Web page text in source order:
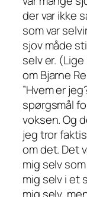
der var ikke
som var
sjov måde
selv er.
om Bjarne
”Hvem er
spørgsmål
voksen. Og
jeg tror
om det. Det
mig selv
mig selv i et